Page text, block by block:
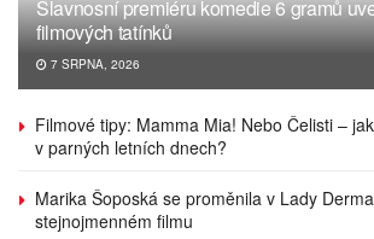
Slavnosní premiéru komedie 6 gramů
filmových tatínků
7 SRPNA, 2026
Filmové tipy: Mamma Mia! Nebo Čelisti –
v parných letních dnech?
Marika Šoposká se proměnila v Lady
stejnojmenném filmu